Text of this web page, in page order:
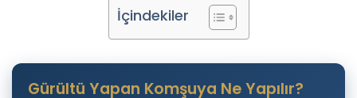
İçindekiler
Gürültü Yapan Komşuya Ne Yapılır?